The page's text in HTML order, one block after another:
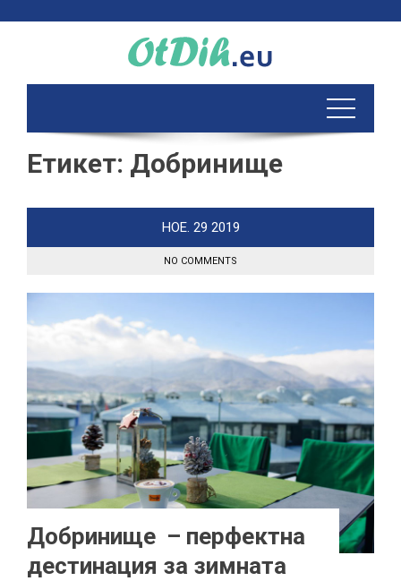
Етикет: Добринище
НОЕ. 29 2019
NO COMMENTS
Добринище – перфектна
дестинация за зимната